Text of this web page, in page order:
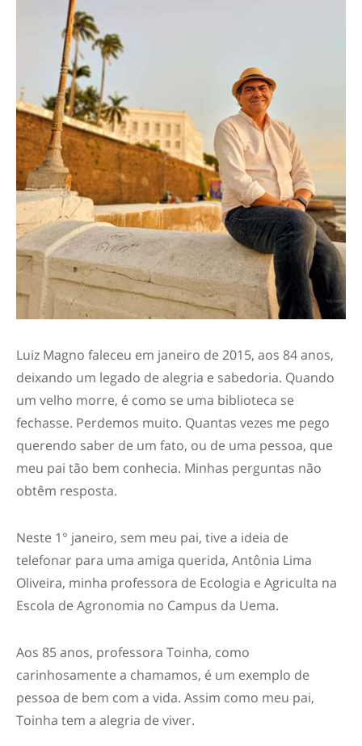
Luiz Magno faleceu em janeiro de 2015, aos 84 anos,
deixando um legado de alegria e sabedoria. Quando
um velho morre, é como se uma biblioteca se
fechasse. Perdemos muito. Quantas vezes me pego
querendo saber de um fato, ou de uma pessoa, que
meu pai tão bem conhecia. Minhas perguntas não
obtêm resposta.
Neste 1° janeiro, sem meu pai, tive a ideia de
telefonar para uma amiga querida, Antônia Lima
Oliveira, minha professora de Ecologia e Agriculta na
Escola de Agronomia no Campus da Uema.
Aos 85 anos, professora Toinha, como
carinhosamente a chamamos, é um exemplo de
pessoa de bem com a vida. Assim como meu pai,
Toinha tem a alegria de viver.